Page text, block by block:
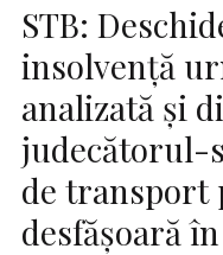
STB:
insolvenţă
analizată şi
judecătorul-
de transport
desfăşoară